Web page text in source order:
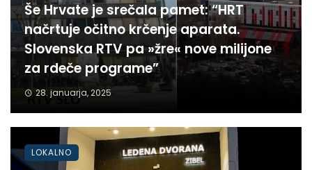
Še Hrvate je srečala pamet: “HRT
načrtuje očitno krčenje aparata.
Slovenska RTV pa »žre« nove milijone
za rdeče programe”
28. januarja, 2025
LOKALNO